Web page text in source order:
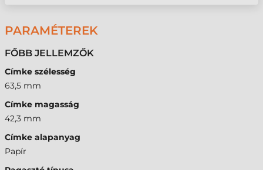
PARAMÉTEREK
FŐBB JELLEMZŐK
Címke szélesség
63,5 mm
Címke magasság
42,3 mm
Címke alapanyag
Papír